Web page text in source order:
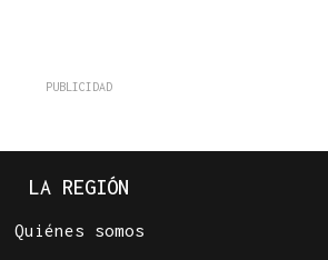
LA REGIÓN
Quiénes somos